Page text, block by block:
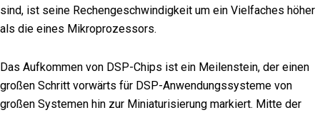
sind, ist seine Rechengeschwindigkeit um ein Vielfaches höher
als die eines Mikroprozessors.
Das Aufkommen von DSP-Chips ist ein Meilenstein, der einen
großen Schritt vorwärts für DSP-Anwendungssysteme von
großen Systemen hin zur Miniaturisierung markiert. Mitte der